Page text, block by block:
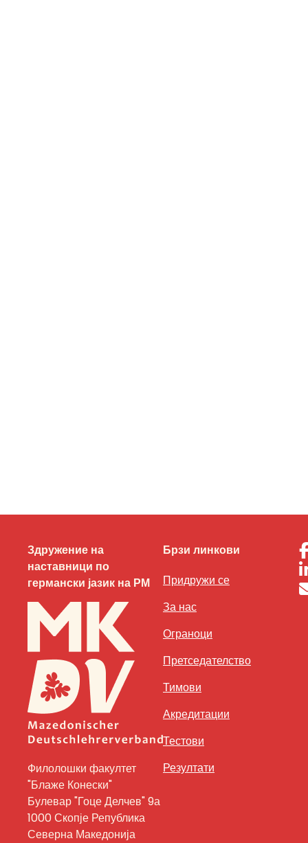
Здружение на
наставници по
германски јазик на РМ
Филолошки факултет
"Блаже Конески"
Булевар "Гоце Делчев" 9а
1000 Скопје Република
Северна Македонија
Брзи линкови
Придружи се
За нас
Ограноци
Претседателство
Тимови
Акредитации
Тестови
Резултати